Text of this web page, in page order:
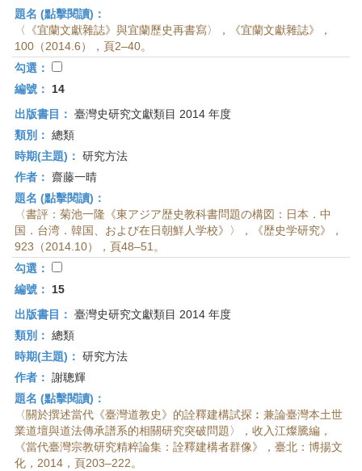
題名 (點擊閱讀)：
〈《宜蘭文獻雜誌》與宜蘭歷史再書寫〉，《宜蘭文獻雜誌》，
100（2014.6），頁2–40。
勾選：
編號：
14
出版書目： 臺灣史研究文獻類目 2014 年度
類別： 總類
時期(主題)： 研究方法
作者： 齋藤一晴
題名 (點擊閱讀)：
〈書評：菊池一隆《東アジア歴史教科書問題の構図：日本．中
国．台湾．韓国、および在日朝鮮人学校》〉，《歴史学研究》，
923（2014.10），頁48–51。
勾選：
編號：
15
出版書目： 臺灣史研究文獻類目 2014 年度
類別： 總類
時期(主題)： 研究方法
作者： 謝聰輝
題名 (點擊閱讀)：
〈關於撰述當代《臺灣道教史》的詮釋建構試探︰兼論臺灣本土世
業道壇與道法傳承譜系的相關研究突破問題〉，收入江燦騰編，
《當代臺灣宗教研究精粹論集：詮釋建構者群像》，臺北：博揚文
化，2014，頁203–222。